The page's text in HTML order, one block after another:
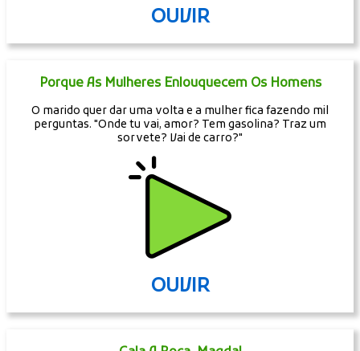
OUVIR
Porque As Mulheres Enlouquecem Os Homens
O marido quer dar uma volta e a mulher fica fazendo mil
perguntas. "Onde tu vai, amor? Tem gasolina? Traz um
sorvete? Vai de carro?"
OUVIR